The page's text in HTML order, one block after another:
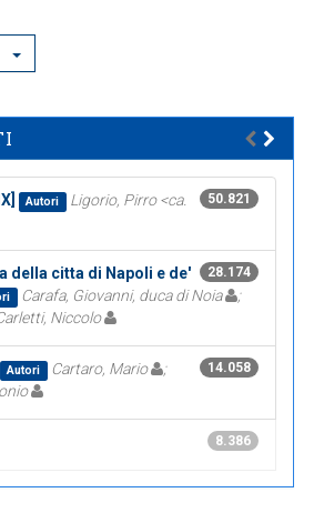
50.821
Autori
Ligorio, Pirro <ca.
28.174
della citta di Napoli e de'
Carafa, Giovanni, duca di Noia
;
Niccolo
14.058
Autori Cartaro, Mario
;
8.386